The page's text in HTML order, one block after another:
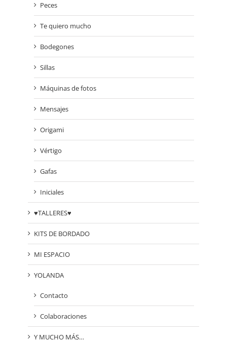
Peces
Te quiero mucho
Bodegones
Sillas
Máquinas de fotos
Mensajes
Origami
Vértigo
Gafas
Iniciales
♥TALLERES♥
KITS DE BORDADO
MI ESPACIO
YOLANDA
Contacto
Colaboraciones
Y MUCHO MÁS…